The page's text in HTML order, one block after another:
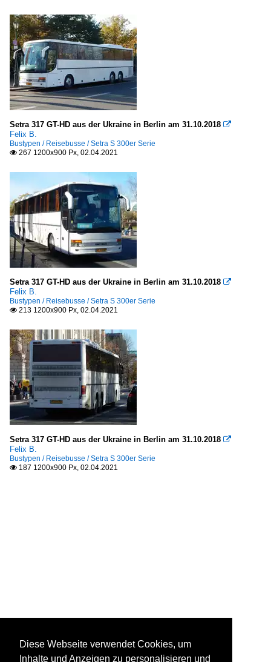
Setra 317 GT-HD aus der Ukraine in Berlin am 31.10.2018 
Felix B.
Bustypen / Reisebusse / Setra S 300er Serie
 267 1200x900 Px, 02.04.2021
Setra 317 GT-HD aus der Ukraine in Berlin am 31.10.2018 
Felix B.
Bustypen / Reisebusse / Setra S 300er Serie
 213 1200x900 Px, 02.04.2021
Setra 317 GT-HD aus der Ukraine in Berlin am 31.10.2018 
Felix B.
Bustypen / Reisebusse / Setra S 300er Serie
 187 1200x900 Px, 02.04.2021
Diese Webseite verwendet Cookies, um
Inhalte und Anzeigen zu personalisieren und